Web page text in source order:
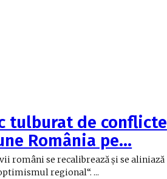
tulburat de conflicte
România pe…
români se recalibrează şi se aliniază
mai degrabă cu precauţia globală decât cu optimismul regional“. ...